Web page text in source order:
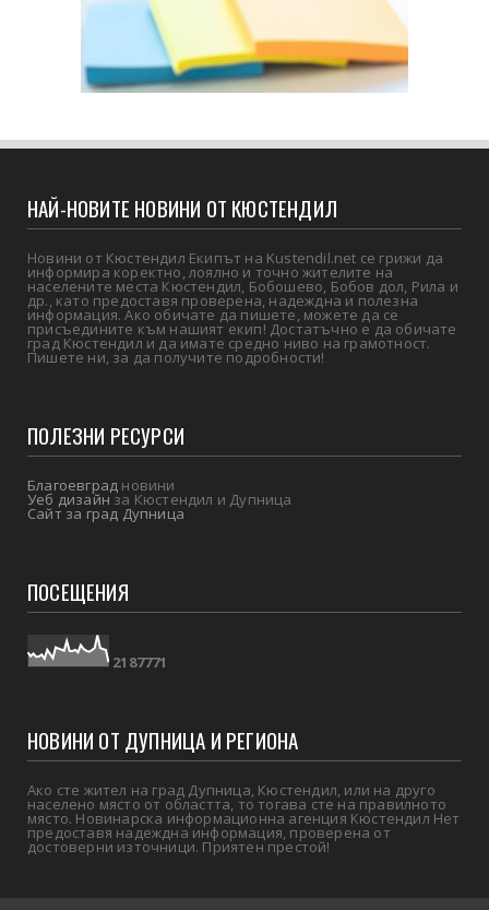
НАЙ-НОВИТЕ НОВИНИ ОТ КЮСТЕНДИЛ
Новини от Кюстендил Екипът на Kustendil.net се грижи да
информира коректно, лоялно и точно жителите на
населените места Кюстендил, Бобошево, Бобов дол, Рила и
др., като предоставя проверена, надеждна и полезна
информация. Ако обичате да пишете, можете да се
присъедините към нашият екип! Достатъчно е да обичате
град Кюстендил и да имате средно ниво на грамотност.
Пишете ни, за да получите подробности!
ПОЛЕЗНИ РЕСУРСИ
Благоевград новини
Уеб дизайнза Кюстендил и Дупница
Сайт за град Дупница
ПОСЕЩЕНИЯ
21 87771
НОВИНИ ОТ ДУПНИЦА И РЕГИОНА
Ако сте жител на град Дупница, Кюстендил, или на друго
населено място от областта, то тогава сте на правилното
място. Новинарска информационна агенция Кюстендил Нет
предоставя надеждна информация, проверена от
достоверни източници. Приятен престой!